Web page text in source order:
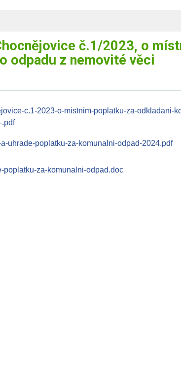
č.1/2023, o
odpadu z nemovité věci
c.1-2023-o-mistnim-poplatku-za-odkladani-
.pdf
uhrade-poplatku-za-komunalni-odpad-2024.pdf
poplatku-za-komunalni-odpad.doc